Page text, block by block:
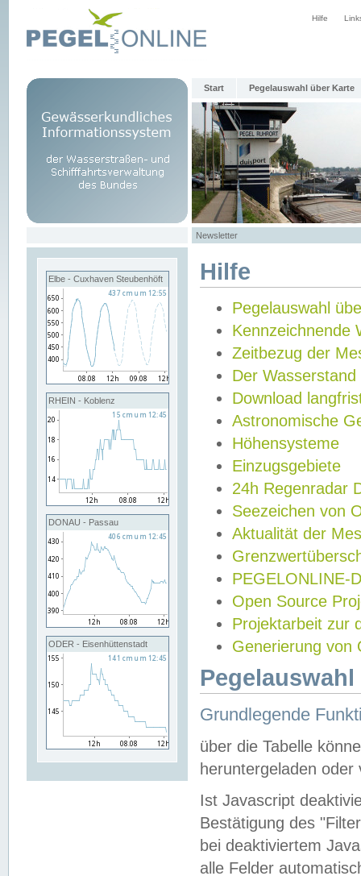
Hilfe
Start Pegelauswahl über Karte
Newsletter
Elbe - Cuxhaven Steubenhöft
RHEIN - Koblenz
DONAU - Passau
ODER - Eisenhüttenstadt
Hilfe
Pegelauswahl
Kennzeichnende
Zeitbezug der
Der Wasserstand
Download
Astronomische
Höhensysteme
Einzugsgebiete
24h Regenradar
Seezeichen von
Aktualität der
PEGELONLINE-
Open Source
Projektarbeit zur
Generierung von
Grundlegende
über die Tabelle
heruntergeladen oder
Ist Javascript
Bestätigung des
bei deaktiviertem
alle Felder